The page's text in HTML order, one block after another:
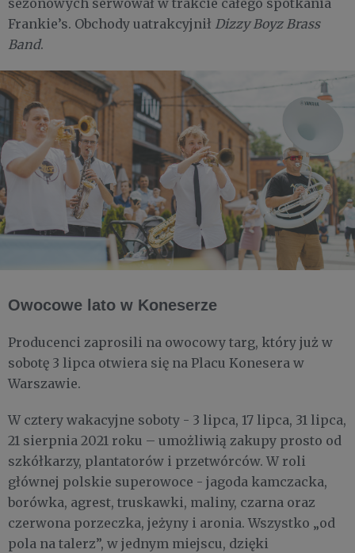
sezonowych serwował w trakcie całego spotkania
Frankie’s. Obchody uatrakcyjnił Dizzy Boyz Brass
Band.
Owocowe lato w Koneserze
Producenci zaprosili na owocowy targ, który już w
sobotę 3 lipca otwiera się na Placu Konesera w
Warszawie.
W cztery wakacyjne soboty - 3 lipca, 17 lipca, 31 lipca,
21 sierpnia 2021 roku – umożliwią zakupy prosto od
szkółkarzy, plantatorów i przetwórców. W roli
głównej polskie superowoce - jagoda kamczacka,
borówka, agrest, truskawki, maliny, czarna oraz
czerwona porzeczka, jeżyny i aronia. Wszystko „od
pola na talerz”, w jednym miejscu, dzięki